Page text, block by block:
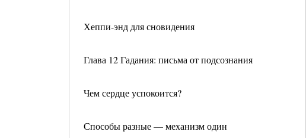
Хеппи-энд для сновидения
Глава 12 Гадания: письма от подсознания
Чем сердце успокоится?
Способы разные — механизм один